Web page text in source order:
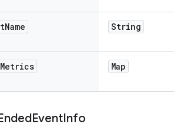
Name String
Metrics Map
EventInfo